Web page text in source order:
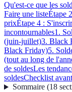
Qu'est-ce que les
Faire une listeÉtape
prixÉtape 4 :
incontournables1.
(juin-juillet)3. Black
Black Friday)5.
(tout au long de
de soldesLes
soldesChecklist
Sommaire(18